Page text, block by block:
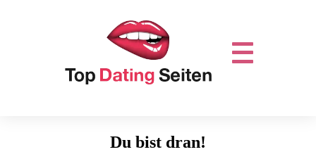
Du bist dran!